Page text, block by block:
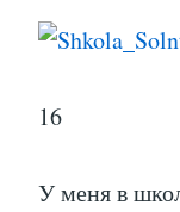
16
У меня в